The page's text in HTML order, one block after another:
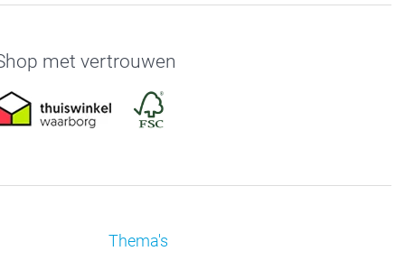
met vertrouwen
Thema's